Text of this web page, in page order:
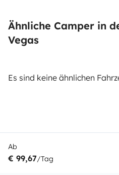
Ähnliche Camper in
Vegas
Es sind keine ähnlichen
Ab
€ 99,67/Tag